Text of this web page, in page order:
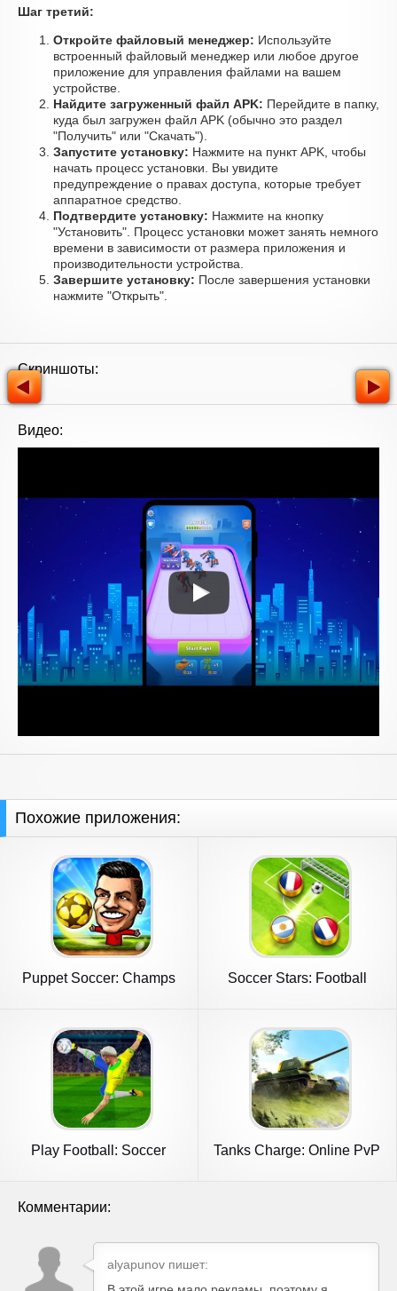
Шаг третий:
Откройте файловый менеджер: Используйте
встроенный файловый менеджер или любое другое
приложение для управления файлами на вашем
устройстве.
Найдите загруженный файл APK: Перейдите в папку,
куда был загружен файл APK (обычно это раздел
"Получить" или "Скачать").
Запустите установку: Нажмите на пункт APK, чтобы
начать процесс установки. Вы увидите
предупреждение о правах доступа, которые требует
аппаратное средство.
Подтвердите установку: Нажмите на кнопку
"Установить". Процесс установки может занять немного
времени в зависимости от размера приложения и
производительности устройства.
Завершите установку: После завершения установки
нажмите "Открыть".
Скриншоты:
Видео:
Похожие приложения:
Puppet Soccer: Champs
Soccer Stars: Football
Play Football: Soccer
Tanks Charge: Online PvP
Комментарии:
alyapunov пишет: